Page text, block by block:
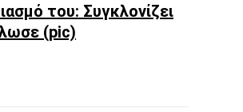
του: Συγκλονίζει
(pic)